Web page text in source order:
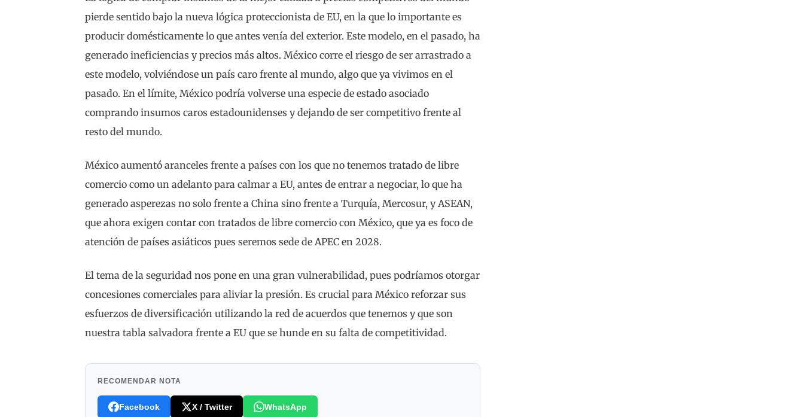
pierde sentido bajo la nueva lógica proteccionista de EU, en la que lo importante es
producir domésticamente lo que antes venía del exterior. Este modelo, en el pasado, ha
generado ineficiencias y precios más altos. México corre el riesgo de ser arrastrado a
este modelo, volviéndose un país caro frente al mundo, algo que ya vivimos en el
pasado. En el límite, México podría volverse una especie de estado asociado
comprando insumos caros estadounidenses y dejando de ser competitivo frente al
resto del mundo.
México aumentó aranceles frente a países con los que no tenemos tratado de libre
comercio como un adelanto para calmar a EU, antes de entrar a negociar, lo que ha
generado asperezas no solo frente a China sino frente a Turquía, Mercosur, y ASEAN,
que ahora exigen contar con tratados de libre comercio con México, que ya es foco de
atención de países asiáticos pues seremos sede de APEC en 2028.
El tema de la seguridad nos pone en una gran vulnerabilidad, pues podríamos otorgar
concesiones comerciales para aliviar la presión. Es crucial para México reforzar sus
esfuerzos de diversificación utilizando la red de acuerdos que tenemos y que son
nuestra tabla salvadora frente a EU que se hunde en su falta de competitividad.
RECOMENDAR NOTA
Facebook X / Twitter WhatsApp